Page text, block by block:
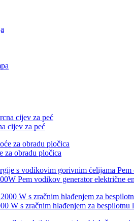
cijev za peć
za obradu pločica
Pem vodikov generator električne
W s zračnim hlađenjem za bespilotnu